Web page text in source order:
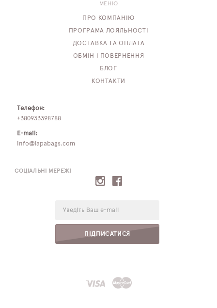
СОЦІАЛЬНІ МЕРЕЖІ
ПІДПИСАТИСЯ
МЕНЮ
ПРО КОМПАНІЮ
ПРОГРАМА ЛОЯЛЬНОСТІ
ДОСТАВКА ТА ОПЛАТА
ОБМІН І ПОВЕРНЕННЯ
БЛОГ
КОНТАКТИ
Телефон:
+380933398788
E-mail:
info@lapabags.com